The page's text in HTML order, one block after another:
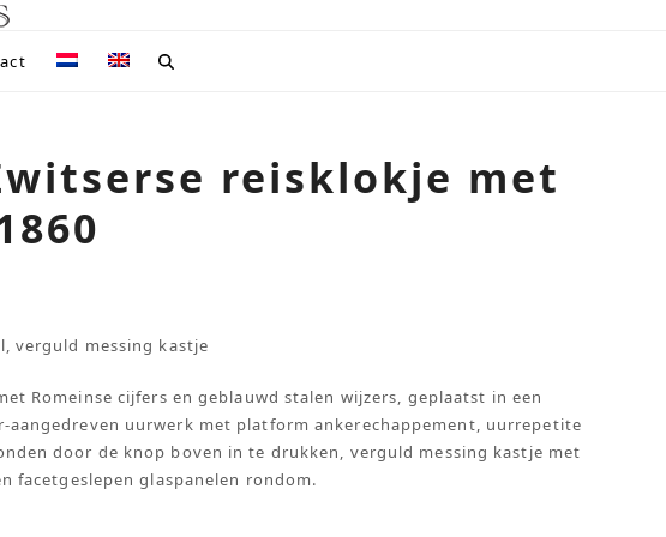
reisklokje met
verguld messing kastje
Romeinse cijfers en geblauwd stalen wijzers, geplaatst in een
aangedreven uurwerk met platform ankerechappement, uurrepetite
door de knop boven in te drukken, verguld messing kastje met
facetgeslepen glaspanelen rondom.